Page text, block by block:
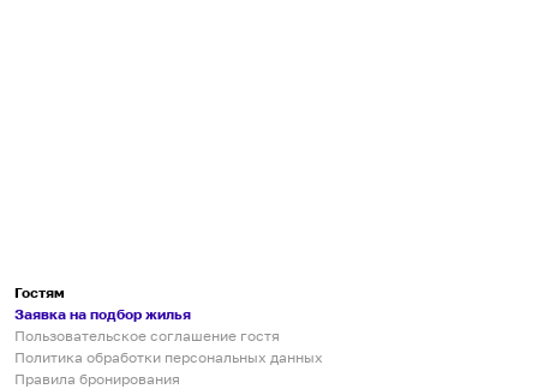
Гостям
Заявка на подбор жилья
Пользовательское соглашение гостя
Политика обработки персональных данных
Правила бронирования